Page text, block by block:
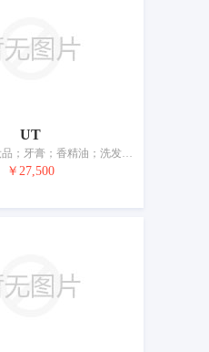
UT
美容面膜；化妆品；牙膏；香精油；洗发液；空气芳香剂；口红；干花瓣与香料混合物；上光剂；洗洁精
￥27,500